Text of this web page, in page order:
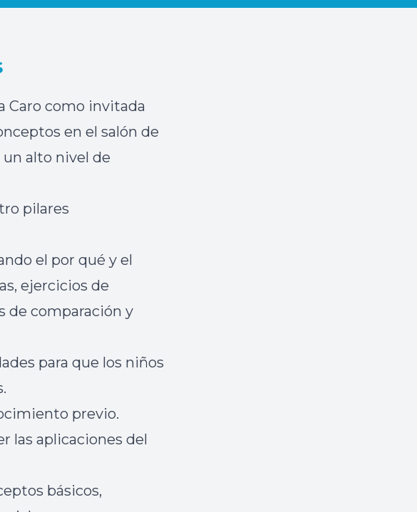
Caro como invitada
en el salón de
alto nivel de
pilares
el por qué y el
ejercicios de
de comparación y
para que los niños
previo.
las aplicaciones del
básicos,